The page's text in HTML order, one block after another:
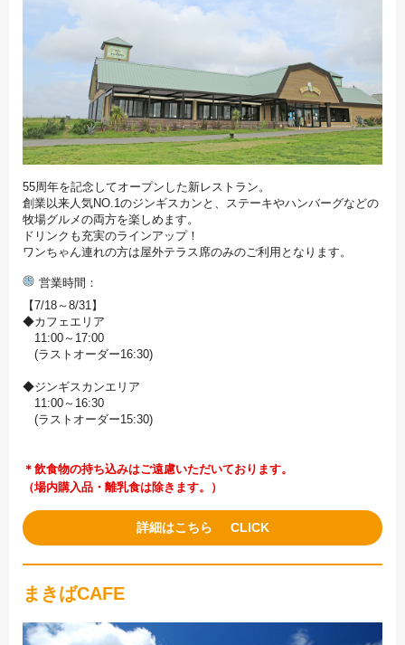
55周年を記念してオープンした新レストラン。
創業以来人気NO.1のジンギスカンと、ステーキやハンバーグなどの
牧場グルメの両方を楽しめます。
ドリンクも充実のラインアップ！
ワンちゃん連れの方は屋外テラス席のみのご利用となります。
営業時間
【7/18～8/31】
◆カフェエリア
11:00～17:00
(ラストオーダー16:30)
◆ジンギスカンエリア
11:00～16:30
(ラストオーダー15:30)
＊飲食物の持ち込みはご遠慮いただいております。
（場内購入品・離乳食は除きます。）
詳細はこちら
まきばCAFE